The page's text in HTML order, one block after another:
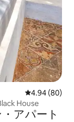
レビュー80件
4.94 (80)
House
アパート